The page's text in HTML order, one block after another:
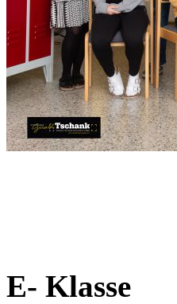
E- Klasse